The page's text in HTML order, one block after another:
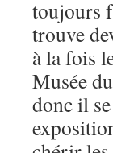
toujours
trouve
à la fois
Musée
donc il